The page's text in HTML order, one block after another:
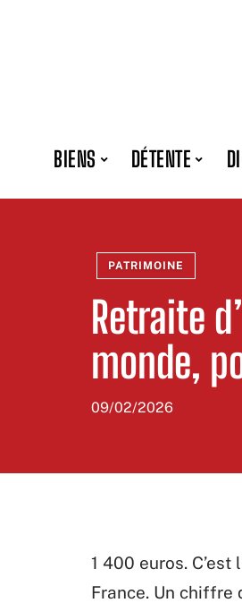
BIENS DÉTENTE
PATRIMOINE
Retraite
monde,
09/02/2026
1 400 euros.
France. Un chiffre